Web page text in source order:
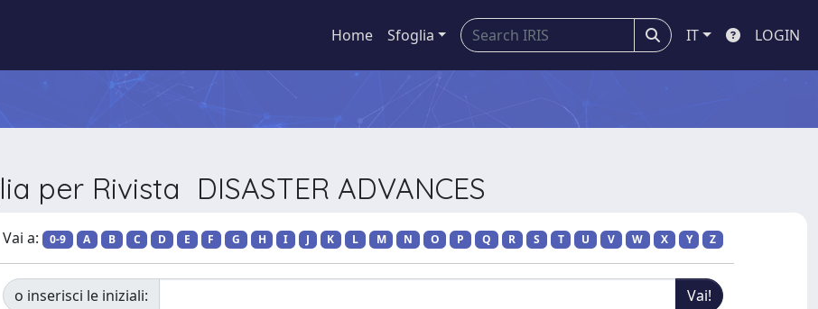
Home Sfoglia IT LOGIN
per Rivista DISASTER ADVANCES
Vai a: 0-9 A B C D E F G H I J K L M N O P Q R S T U V W X Y Z
o inserisci le iniziali: